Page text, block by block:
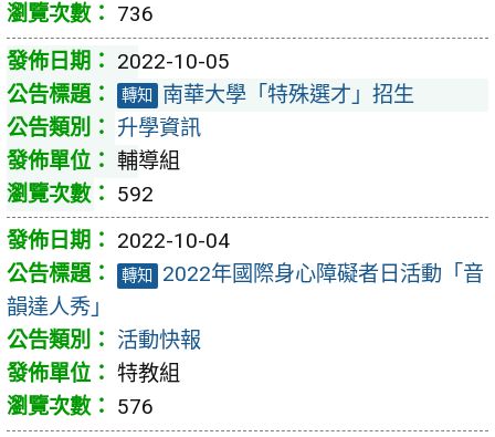
736
2022-10-05
轉知
南華大學「特殊選才」招生
升學資訊
輔導組
592
2022-10-04
轉知
2022年國際身心障礙者日活動「音
韻達人秀」
活動快報
特教組
576